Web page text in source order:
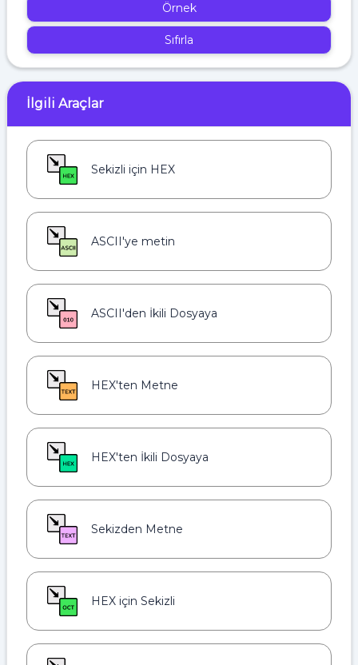
Örnek
Sıfırla
İlgili Araçlar
Sekizli için HEX
ASCII'ye metin
ASCII'den İkili Dosyaya
HEX'ten Metne
HEX'ten İkili Dosyaya
Sekizden Metne
HEX için Sekizli